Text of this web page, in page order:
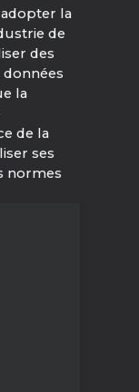
la
de
des
la
de la
ses
normes